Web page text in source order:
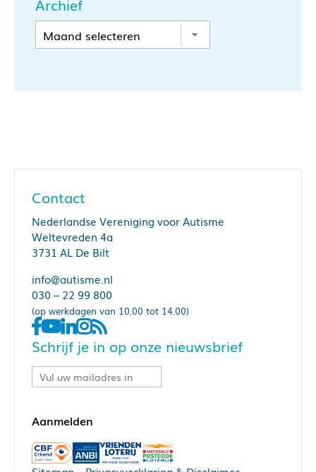
Archief
Contact
Nederlandse Vereniging voor Autisme
Weltevreden 4a
3731 AL De Bilt
info@autisme.nl
030 – 22 99 800
(op werkdagen van 10.00 tot 14.00)
Schrijf je in op onze nieuwsbrief